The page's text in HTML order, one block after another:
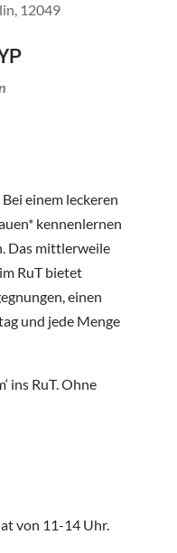
12049
einem leckeren
kennenlernen
Das mittlerweile
RuT bietet
einen
und jede Menge
ins RuT. Ohne
von 11-14 Uhr.